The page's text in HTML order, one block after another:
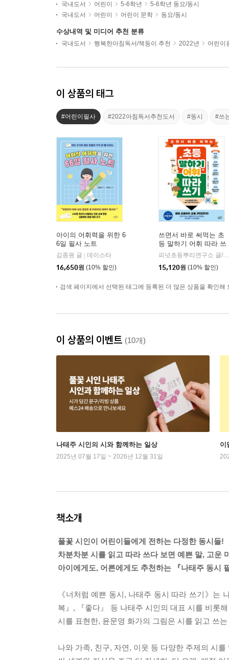
국내도서
어린이 5-6학년
5-6학년 동요/동시
국내도서
어린이 어린이 문학 동요/동시
수상내역 및 미디어 추천 분류
국내도서 행복한아침독서/책둥이 추천 2022년 어린이
이 상품의 태그
#어린이필사 #2022아침독서추천도서 #동시 #쓰
아이의 어휘력을 위한 6
6일 필사 노트
김종원 글
데이스타
16,650원 (10% 할인)
쓰면서 바로 써먹는 초
등 말하기 어휘 따라 쓰
기
피넛초등뿌리연구소 글/고도연 그림/임가은 감수
15,120원 (10% 할인)
검색 페이지에서 선택된 태그에 등록된 더 많은 상품을 확인해
이 상품의 이벤트 (10개)
나태주 시인의 시와 함께하는 일상
2025년 07월 17일 ~ 2026년 12월 31일
이
책소개
풀꽃 시인이 어린이들에게 전하는 다정한 동시들!
차분차분 시를 읽고 따라 쓰다 보면 예쁜 말, 고운
아이에게도, 어른에게도 추천하는 『나태주 동시
《너처럼 예쁜 동시, 나태주 동시 따라 쓰기》는
복』, 『좋다』 등 나태주 시인의 대표 시를 비롯
시를 표현한, 윤문영 화가의 그림은 시를 읽고 쓰
나와 가족, 친구, 자연, 이웃 등 다양한 주제의 시